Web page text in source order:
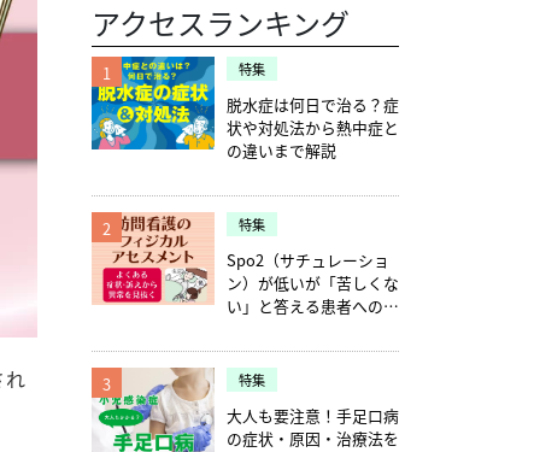
アクセスランキング
1 特集
脱水症は何日で治る？症
状や対処法から熱中症と
の違いまで解説
2 特集
Spo2（サチュレーショ
ン）が低いが「苦しくな
い」と答える患者への確
3 特集
大人も要注意！手足口病
の症状・原因・治療法を